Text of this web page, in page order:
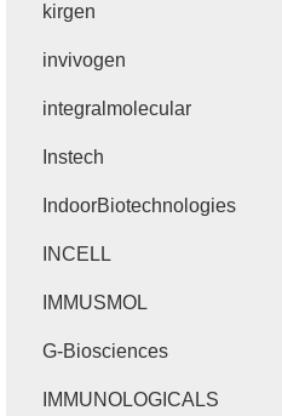
kirgen
invivogen
integralmolecular
Instech
IndoorBiotechnologies
INCELL
IMMUSMOL
G-Biosciences
IMMUNOLOGICALS